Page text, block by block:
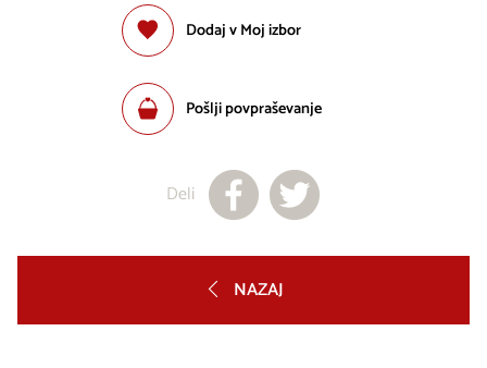
Dodaj v Moj izbor
Pošlji povpraševanje
Deli
NAZAJ